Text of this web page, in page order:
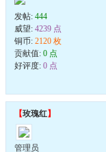
发帖: 444
威望: 4239 点
铜币: 2120 枚
贡献值: 0 点
好评度: 0 点
【玫瑰红】
管理员